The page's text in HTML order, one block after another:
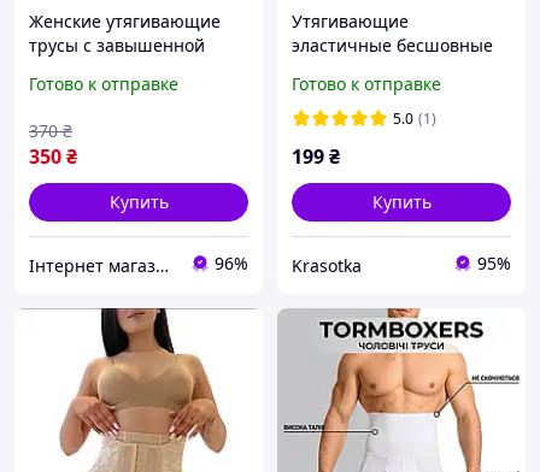
Женские утягивающие
трусы с завышенной
корректирующее белье,
Готово к отправке
350₴
370 ₴
Купить
Інтернет магазин "Monik" - товари для всієї родини 96%
Утягивающие
эластичные бесшовные
талией белые
Готово к отправке
5.0 (1)
199₴
Купить
Krasotka 95%